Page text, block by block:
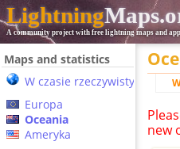
Lightning
A community project with free lightning maps and
Maps and statistics
W czasie rzeczywistym
Europa
Oceania
Ameryka
new